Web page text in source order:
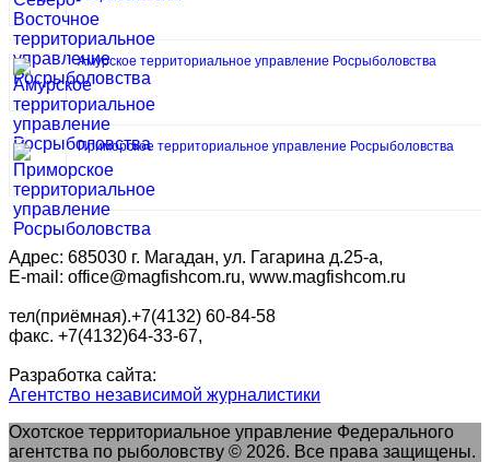
Амурское территориальное управление Росрыболовства
Приморское территориальное управление Росрыболовства
Адрес: 685030 г. Магадан, ул. Гагарина д.25-а,
E-mail: office@magfishcom.ru, www.magfishcom.ru
тел(приёмная).+7(4132) 60-84-58
факс. +7(4132)64-33-67,
Разработка сайта:
Агентство независимой журналистики
Охотское территориальное управление Федерального
агентства по рыболовству © 2026. Все права защищены.